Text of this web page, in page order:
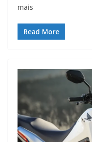
mais
Read More